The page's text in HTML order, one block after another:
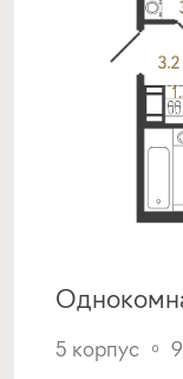
Покупка
с
ставка
срок
5 корпус